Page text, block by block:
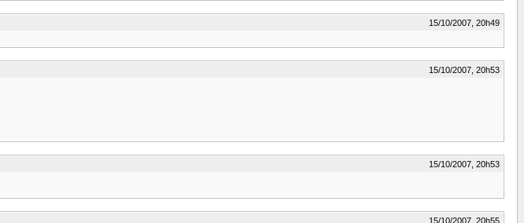
15/10/2007, 20h49
15/10/2007, 20h53
15/10/2007, 20h53
15/10/2007, 20h55